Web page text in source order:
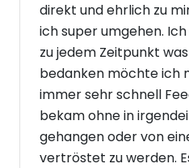
direkt und ehrlich zu
ich super umgehen.
zu jedem Zeitpunkt
bedanken möchte ich
immer sehr schnell
bekam ohne in
gehangen oder von
vertröstet zu werden.